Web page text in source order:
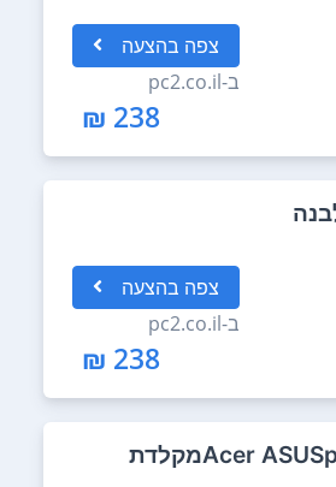
צפה בהצעה
ב-pc2.co.il
238 ₪
צפה בהצעה
ב-pc2.co.il
238 ₪
Acer ASUSpire 5755 5755G 5830 5830G 5830T 5830TGמקלדת